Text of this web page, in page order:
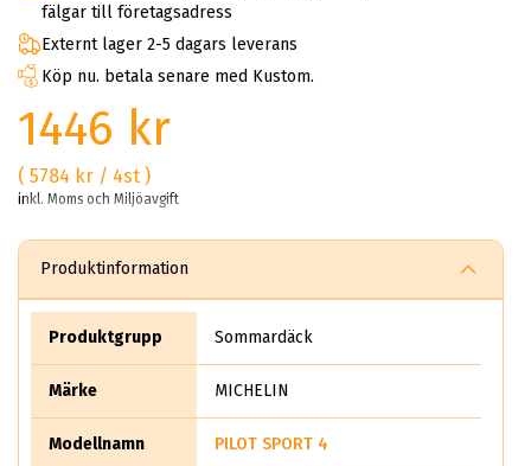
fälgar till företagsadress
Externt lager 2-5 dagars leverans
Köp nu. betala senare med Kustom.
1446 kr
( 5784 kr / 4st )
inkl. Moms och Miljöavgift
Produktinformation
Produktgrupp Sommardäck
Märke MICHELIN
Modellnamn PILOT SPORT 4